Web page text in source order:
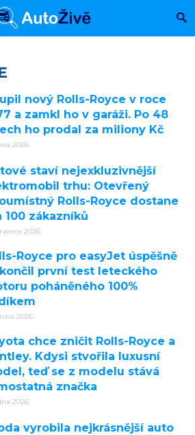
nový Rolls-Royce v roce
a zamkl ho v garáži. Po 48
ho prodal za miliony Kč
2026
staví nejexkluzivnější
trhu: Otevřený
Rolls-Royce dostane
100 zákazníků
2026
Royce pro easyJet úspěšně
první test leteckého
poháněného 100%
2026
chce zničit Rolls-Royce a
Kdysi stvořila luxusní
teď se z modelu stává
značka
2026
vyrobila nejkrásnější auto